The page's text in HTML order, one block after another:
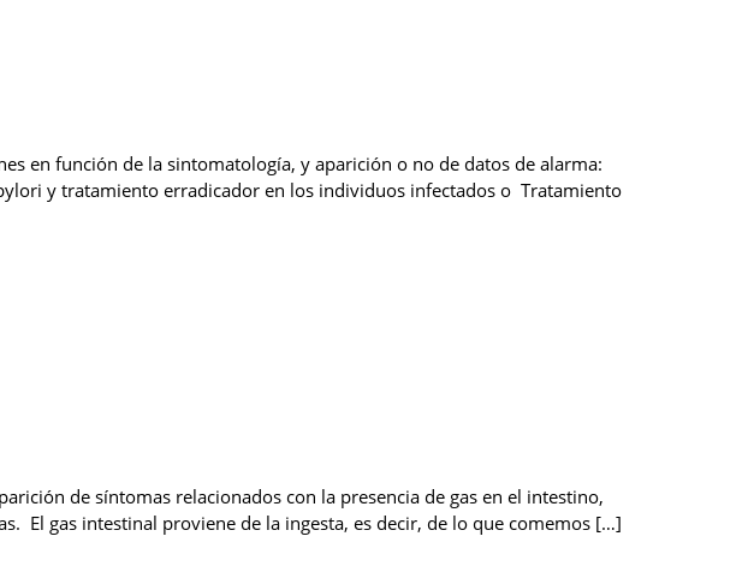
en función de la sintomatología, y aparición o no de datos de alarma:
y tratamiento erradicador en los individuos infectados o Tratamiento
de síntomas relacionados con la presencia de gas en el intestino,
El gas intestinal proviene de la ingesta, es decir, de lo que comemos […]